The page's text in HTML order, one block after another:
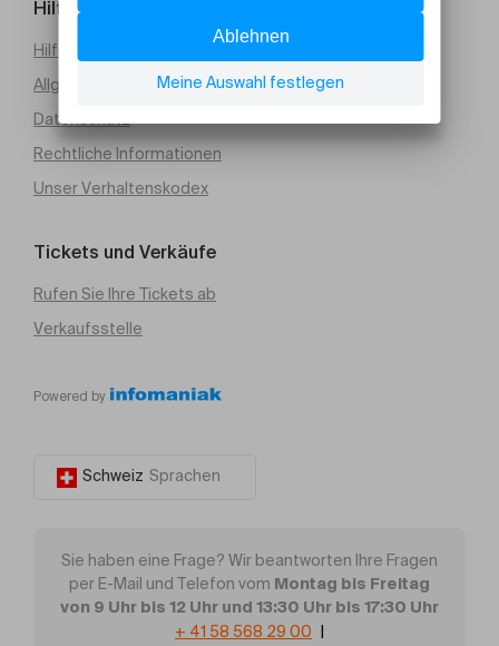
Hilfe und Kontakt
Hilfe erforderlich
Allgemeine Verkaufsbedingungen (PDF)
Datenschutz
Rechtliche Informationen
Unser Verhaltenskodex
Tickets und Verkäufe
Rufen Sie Ihre Tickets ab
Verkaufsstelle
Powered by
Schweiz Sprachen
Sie haben eine Frage? Wir beantworten Ihre Fragen
per E-Mail und Telefon vom Montag bis Freitag
von 9 Uhr bis 12 Uhr und 13:30 Uhr bis 17:30 Uhr
+ 41 58 568 29 00